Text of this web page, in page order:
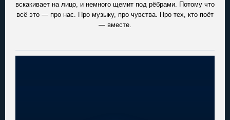
вскакивает на лицо, и немного щемит под рёбрами. Потому что
всё это — про нас. Про музыку, про чувства. Про тех, кто поёт
— вместе.